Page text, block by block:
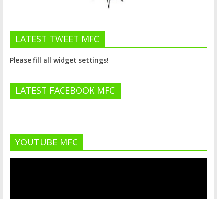
LATEST TWEET MFC
Please fill all widget settings!
LATEST FACEBOOK MFC
YOUTUBE MFC